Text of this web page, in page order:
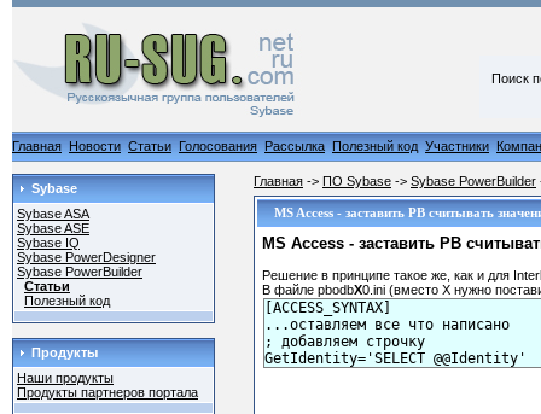
Поиск
Главная Новости Статьи Голосования Рассылка Полезный код Участники
Sybase
Sybase ASA
Sybase ASE
Sybase IQ
Sybase PowerDesigner
Sybase PowerBuilder
Статьи
Полезный код
Продукты
Наши продукты
Продукты партнеров портала
Главная -> ПО Sybase -> Sybase PowerBuilder
MS Access - заставить PB считывать
MS Access - заставить PB
Решение в принципе такое же, как и для
В файле pbodbX0.ini (вместо X нужно
[ACCESS_SYNTAX]
...оставляем все что написано
; добавляем строчку
GetIdentity='SELECT @@Identity'